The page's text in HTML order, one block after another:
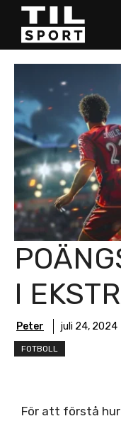
Hoppa
innehåll
I
Peter juli 24, 2024
FOTBOLL
För att förstå